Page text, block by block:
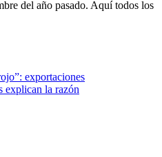
del año pasado. Aquí todos los